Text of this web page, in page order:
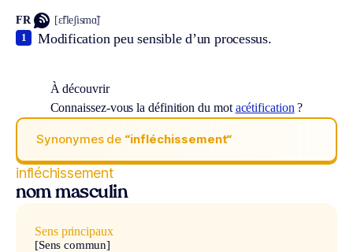
FR [ɛ̃fleʃismɑ̃]
Modification peu sensible d’un processus.
1
À découvrir
Connaissez-vous la définition du mot acétification ?
Synonymes de “infléchissement“
infléchissement
nom masculin
Sens principaux
[Sens commun]